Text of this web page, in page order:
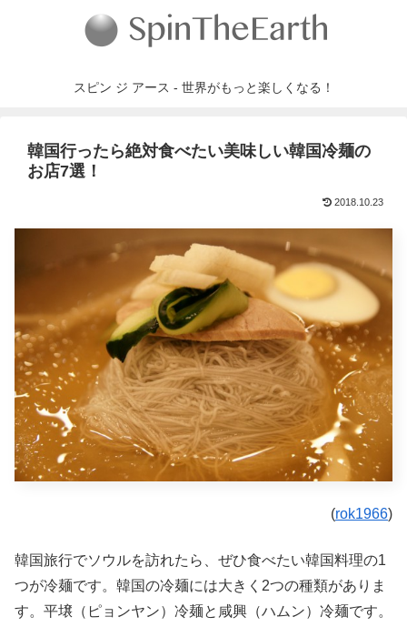
スピン ジ アース - 世界がもっと楽しくなる！
韓国行ったら絶対食べたい美味しい韓国冷麺の
お店7選！
2018.10.23
(rok1966)
韓国旅行でソウルを訪れたら、ぜひ食べたい韓国料理の1
つが冷麺です。韓国の冷麺には大きく2つの種類がありま
す。平壌（ピョンヤン）冷麺と咸興（ハムン）冷麺です。